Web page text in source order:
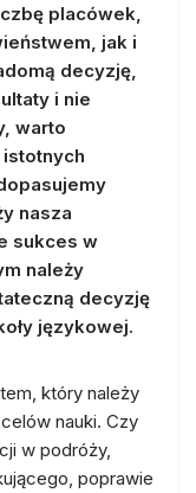
placówek,
jak i
decyzję,
i nie
warto
nasza
sukces w
należy
decyzję
językowej.
który należy
nauki. Czy
w podróży,
poprawie